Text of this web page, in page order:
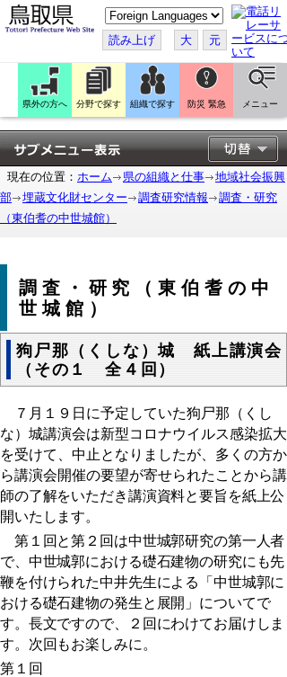
こ
の
ペ
ー
ジ
翻
訳
す
る
読み上げ 大 元
県外の方へ 分野で探す 組織で探す 防災 緊急 メニュー
現在の位置： ホーム 県の組織と仕事
地域社会振興
部
埋蔵文化財センター 調査研究情報
調査・研究
（東伯耆の中世城館）
調査・研究（東伯耆の中
世城館）
狗尸那（くしな）城 紙上講演会
（その１ 全４回）
７月１９日に予定していた狗尸那（くし
な）城講演会は新型コロナウイルス感染拡大
を受けて、中止となりましたが、多くの方か
ら講演会開催の要望が寄せられたことから講
師の了解をいただき講演資料と要旨を紙上公
開いたします。
第１回と第２回は中世城郭研究の第一人者
で、中世城郭における礎石建物の研究にも先
鞭を付けられた中井先生による「中世城郭に
おける礎石建物の発生と展開」についてで
す。長文ですので、２回にわけてお届けしま
す。次回もお楽しみに。
第１回